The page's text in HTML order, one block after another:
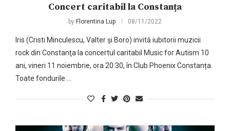
Concert caritabil la Constanța
by Florentina Lup 08/11/2022
Iris (Cristi Minculescu, Valter și Boro) invită iubitorii muzicii
rock din Constanţa la concertul caritabil Music for Autism 10
ani, vineri 11 noiembrie, ora 20:30, în Club Phoenix Constanța.
Toate fondurile …